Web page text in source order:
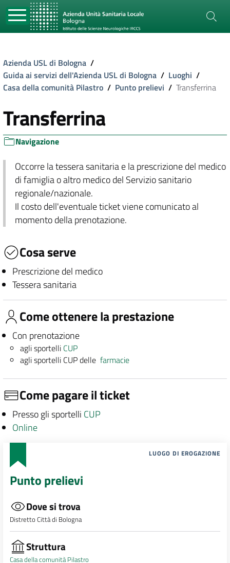
Azienda USL di Bologna /
Guida ai servizi dell'Azienda USL di Bologna / Luoghi /
Casa della comunità Pilastro / Punto prelievi / Transferrina
Transferrina
Navigazione
Occorre la tessera sanitaria e la prescrizione del medico
di famiglia o altro medico del Servizio sanitario
regionale/nazionale.
Il costo dell'eventuale ticket viene comunicato al
momento della prenotazione.
Cosa serve
Prescrizione del medico
Tessera sanitaria
Come ottenere la prestazione
Con prenotazione
agli sportelli CUP
agli sportelli CUP dellefarmacie
Come pagare il ticket
Presso gli sportelli CUP
Online
LUOGO DI EROGAZIONE
Punto prelievi
Dove si trova
Distretto Città di Bologna
Struttura
Casa della comunità Pilastro